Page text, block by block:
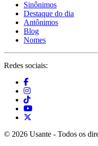
Sinônimos
Destaque do dia
Antônimos
Blog
Nomes
Redes sociais:
© 2026 Usante - Todos os